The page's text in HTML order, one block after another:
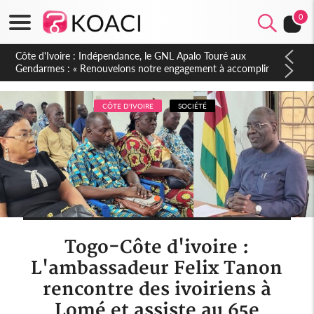
0
Sierra Leone : Un projet de réforme constitutionnelle en
gestation, points clés des amendements, un exclu d'avance
CÔTE D'IVOIRE SOCIÉTÉ
Togo-Côte d'ivoire :
L'ambassadeur Felix Tanon
rencontre des ivoiriens à